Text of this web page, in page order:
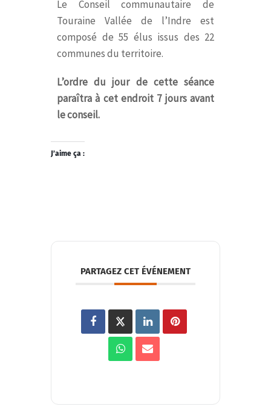
Le Conseil communautaire de
Touraine Vallée de l’Indre est
composé de 55 élus issus des 22
communes du territoire.
L’ordre du jour de cette séance
paraîtra à cet endroit 7 jours avant
le conseil.
J’aime ça :
PARTAGEZ CET ÉVÉNEMENT